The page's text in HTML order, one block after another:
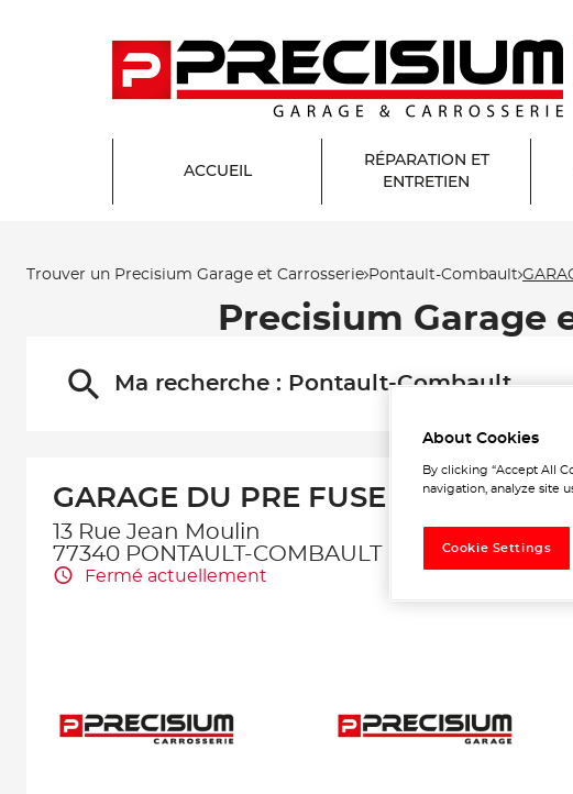
ACCUEIL
RÉPARATION ET
ENTRETIEN
Trouver un Precisium Garage et Carrosserie Pontault-Combault
Precisium Garage
Ma recherche : Pontault-Combault
GARAGE DU PRE FUSE
13 Rue Jean Moulin
77340 PONTAULT-COMBAULT
Fermé actuellement
About Cookies
By clicking “Accept All
navigation, analyze site
Cookie Settings